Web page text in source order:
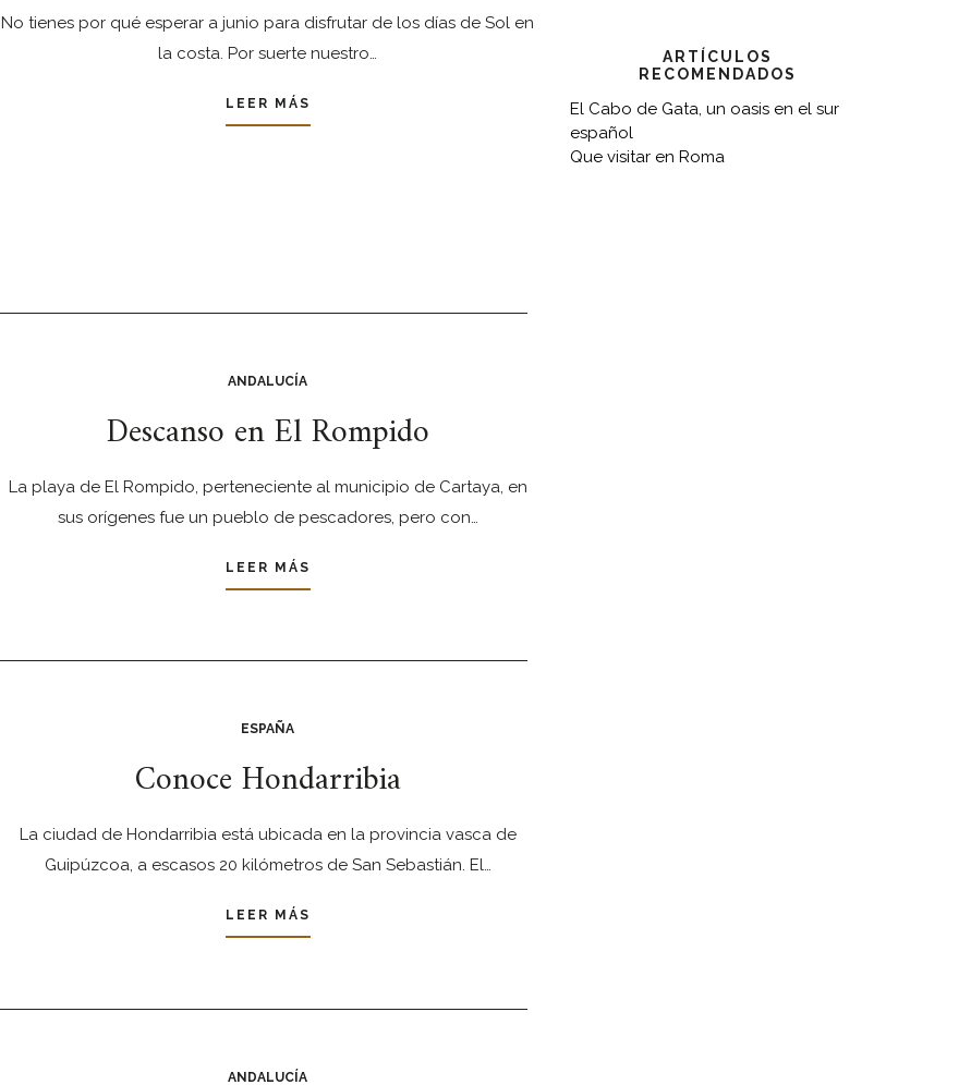
No tienes por qué esperar a junio para disfrutar de los días de Sol en
la costa. Por suerte nuestro…
LEER MÁS
ANDALUCÍA
Descanso en El Rompido
La playa de El Rompido, perteneciente al municipio de Cartaya, en
sus orígenes fue un pueblo de pescadores, pero con…
LEER MÁS
ESPAÑA
Conoce Hondarribia
La ciudad de Hondarribia está ubicada en la provincia vasca de
Guipúzcoa, a escasos 20 kilómetros de San Sebastián. El…
LEER MÁS
ANDALUCÍA
ARTÍCULOS
RECOMENDADOS
El Cabo de Gata, un oasis en el sur
español
Que visitar en Roma